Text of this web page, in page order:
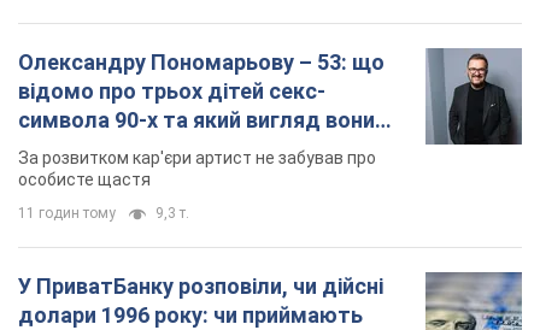
Олександру Пономарьову – 53: що
відомо про трьох дітей секс-
символа 90-х та який вигляд вони
мають
За розвитком кар'єри артист не забував про
особисте щастя
11 годин тому 9,3 т.
У ПриватБанку розповіли, чи дійсні
долари 1996 року: чи приймають